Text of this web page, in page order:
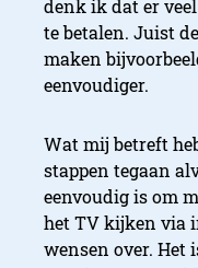
denk ik dat er
te betalen. Juist
maken
eenvoudiger.
Wat mij betreft
stappen tegaan
eenvoudig is om
het TV kijken via
wensen over. Het